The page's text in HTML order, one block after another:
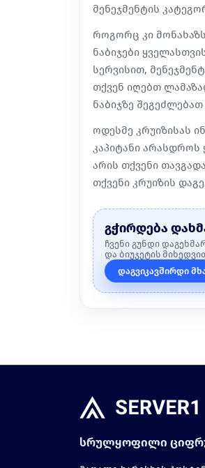
მენეჯმენტის
როგორც კი
ნაბიჯები
სერვისით,
თქვენ იღებთ
ნაბიჯზე
ოდესმე კრუიზისას
კაპიტანი არასდროს
არის თქვენი
თქვენი კრუიზის
გჭირდება
ჩვენი გუნდი
და ბიუჯეტის
დაგვიკავშირდი
სრულყოფილი